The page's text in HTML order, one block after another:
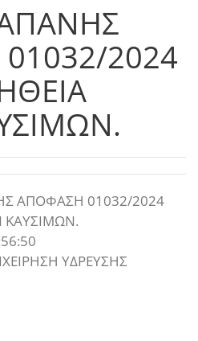
2024
ΑΠΟΦΑΣΗ 01032/2024
ΚΑΥΣΙΜΩΝ.
ΥΔΡΕΥΣΗΣ